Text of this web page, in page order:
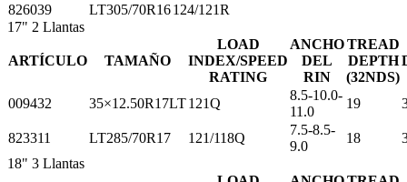
826039
LT305/70R16124/121R
17" 2 Llantas
ARTÍCULO TAMAÑO
LOAD
INDEX/SPEED
RATING
ANCHO
DEL
RIN
TREAD
DEPTH
(32NDS)
009432 35×12.50R17LT121Q
8.5-10.0-
11.0
19
823311 LT285/70R17 121/118Q
7.5-8.5-
9.0
18
18" 3 Llantas